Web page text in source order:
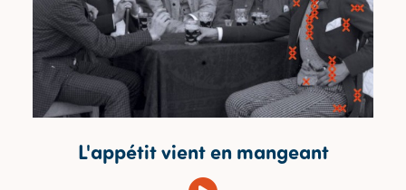
L'appétit vient en mangeant